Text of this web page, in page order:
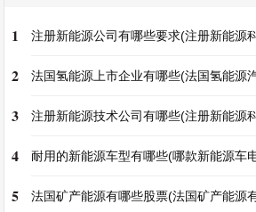
1 注册新能源公司有哪些要求(注册新能源
2 法国氢能源上市企业有哪些(法国氢能源
3 注册新能源技术公司有哪些(注册新能源
4 耐用的新能源车型有哪些(哪款新能源车
5 法国矿产能源有哪些股票(法国矿产能源